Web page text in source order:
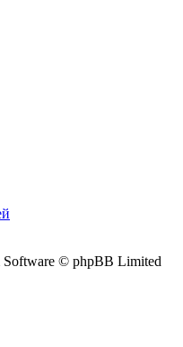
й
© phpBB Limited